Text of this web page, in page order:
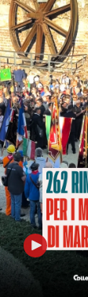
Contatti
La
redazione
Newsletter
Social